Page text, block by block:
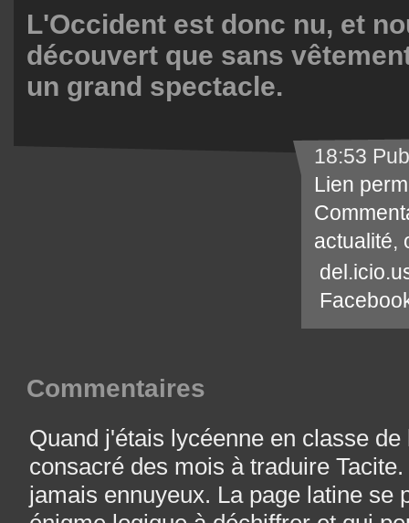
L'Occident est donc nu, et
découvert que sans
un grand spectacle.
18:53
Lien
actualité,
Commentaires
Quand j'étais lycéenne en classe
consacré des mois à traduire
jamais ennuyeux. La page latine se